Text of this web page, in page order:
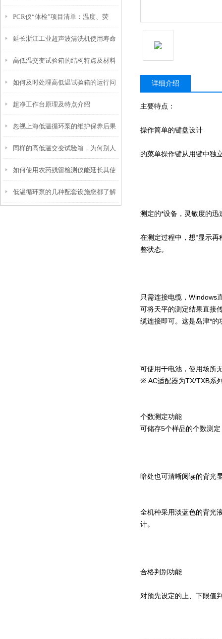
PCR仪“体检”项目清单：温度、荧
光、加热盖三项年度校准要点
延长浙江工业超声波清洗机使用寿命
的五大保养技巧
高低温交变试验箱的结构特点及材料
选择有哪些考虑因素？
如何及时处理高低温试验箱的运行问
题？
超净工作台原理及特点介绍
忽视上海低温循环泵的维护保养后果
很严重
同样的高低温交变试验箱，为何别人
的使用寿命这么长？
如何使用农药残留检测仪能延长其使
用寿命？
低温循环泵的几种配套设施您都了解
详细介绍
主要特点：
操作简单的键盘设计
的菜单操作键从用键中独
测定的*设备，灵敏度的
在测定过程中，想“显示
整状态。
只需连接电缆，Windows
可将天平的测定结果直接
缆连接即可。这是岛津*的
可使用干电池，使用场所
※ AC适配器为TX/TXB系
个数测定功能
可储存5个样品的个数测
暗处也可清晰阅读的背光
全机种采用淡蓝色的背光
计。
合格判别功能
对预先设定的上、下限值